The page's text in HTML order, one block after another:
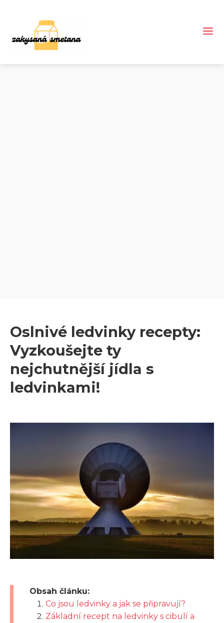
Oslnivé ledvinky recepty:
Vyzkoušejte ty
nejchutnější jídla s
ledvinkami!
Obsah článku:
Co jsou ledvinky a jak se připravují?
Základní recept na ledvinky s cibulí a